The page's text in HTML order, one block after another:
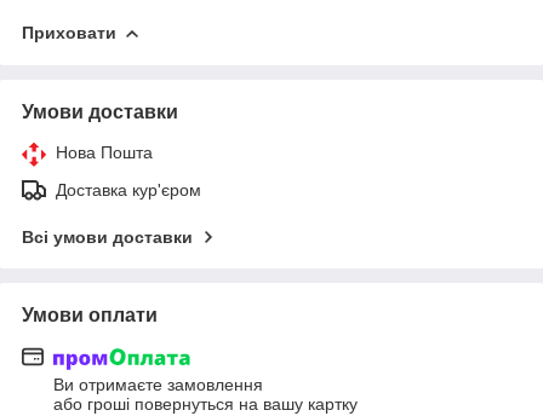
Приховати
Умови доставки
Нова Пошта
Доставка кур'єром
Всі умови доставки
Умови оплати
Ви отримаєте замовлення
або гроші повернуться на вашу картку